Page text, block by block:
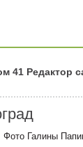
41 Редактор
Фото Галины